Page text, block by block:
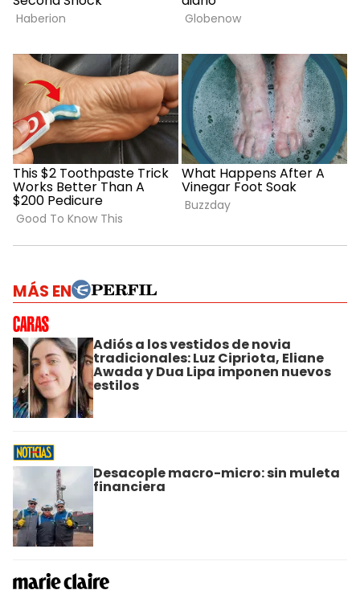
MÁS EN
Adiós a los vestidos de novia
tradicionales: Luz Cipriota, Eliane
Awada y Dua Lipa imponen nuevos
estilos
Desacople macro-micro: sin muleta
financiera